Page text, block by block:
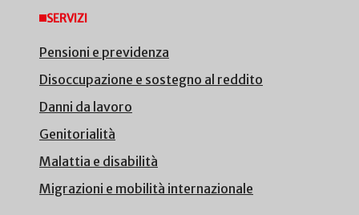
SERVIZI
Pensioni e previdenza
Disoccupazione e sostegno al reddito
Danni da lavoro
Genitorialità
Malattia e disabilità
Migrazioni e mobilità internazionale